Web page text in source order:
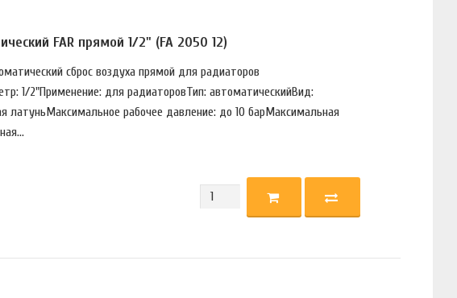
FAR прямой 1/2" (FA 2050 12)
сброс воздуха прямой для радиаторов
1/2"Применение: для радиаторовТип: автоматическийВид:
латуньМаксимальное рабочее давление: до 10 барМаксимальная